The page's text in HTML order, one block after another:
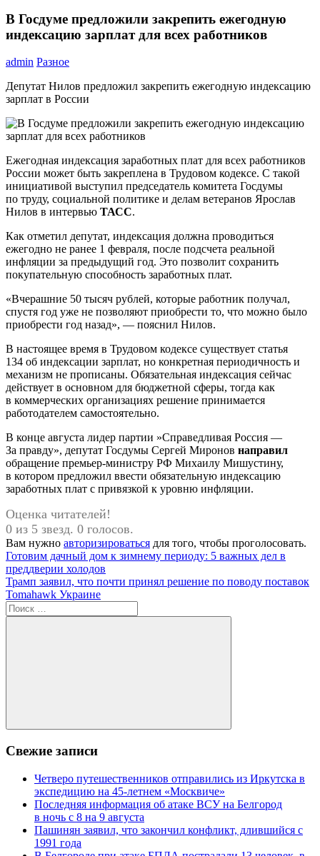
В Госдуме предложили закрепить ежегодную
индексацию зарплат для всех работников
admin Разное
Депутат Нилов предложил закрепить ежегодную индексацию
зарплат в России
Ежегодная индексация заработных плат для всех работников
России может быть закреплена в Трудовом кодексе. С такой
инициативой выступил председатель комитета Госдумы
по труду, социальной политике и делам ветеранов Ярослав
Нилов в интервью ТАСС.
Как отметил депутат, индексация должна проводиться
ежегодно не ранее 1 февраля, после подсчета реальной
инфляции за предыдущий год. Это позволит сохранить
покупательную способность заработных плат.
«Вчерашние 50 тысяч рублей, которые работник получал,
спустя год уже не позволяют приобрести то, что можно было
приобрести год назад», — пояснил Нилов.
В настоящее время в Трудовом кодексе существует статья
134 об индексации зарплат, но конкретная периодичность и
механизм не прописаны. Обязательная индексация сейчас
действует в основном для бюджетной сферы, тогда как
в коммерческих организациях решение принимается
работодателем самостоятельно.
В конце августа лидер партии »Справедливая Россия —
За правду», депутат Госдумы Сергей Миронов направил
обращение премьер-министру РФ Михаилу Мишустину,
в котором предложил ввести обязательную индексацию
заработных плат с привязкой к уровню инфляции.
Оценка читателей!
0 из 5 звезд. 0 голосов.
Вам нужно авторизироваться для того, чтобы проголосовать.
Навигация
по
записям
Предыдущая
запись:
Готовим дачный дом к зимнему периоду: 5 важных дел в
преддверии холодов
Следующая
запись:
Трамп заявил, что почти принял решение по поводу поставок
Tomahawk Украине
Поиск
для:
Поиск
Свежие записи
Четверо путешественников отправились из Иркутска в
экспедицию на 45-летнем «Москвиче»
Последняя информация об атаке ВСУ на Белгород
в ночь с 8 на 9 августа
Пашинян заявил, что закончил конфликт, длившийся с
1991 года